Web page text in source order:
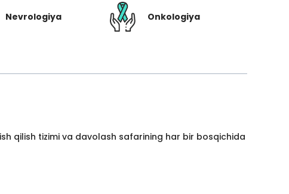
Nevrologiya Onkologiya
qilish tizimi va davolash safarining har bir bosqichida